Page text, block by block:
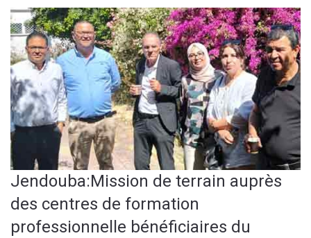
Jendouba:Mission de terrain auprès
des centres de formation
professionnelle bénéficiaires du